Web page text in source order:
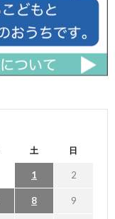
土 日
1 2
8 9